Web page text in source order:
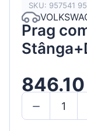
SKU: 957541
Prag
846.10